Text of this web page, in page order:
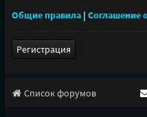
Общие правила| Соглашение
Регистрация
Список форумов